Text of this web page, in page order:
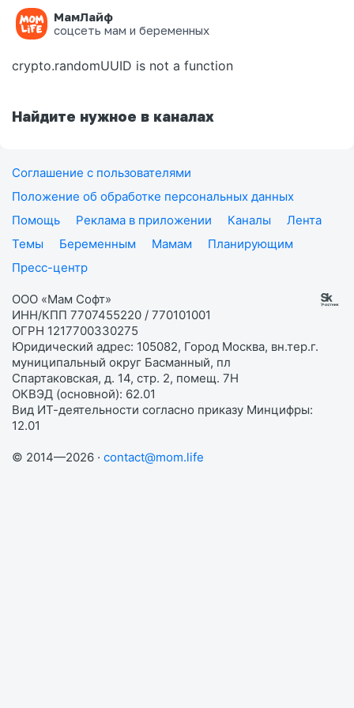
МамЛайф
соцсеть мам и беременных
Ошибка на странице
crypto.randomUUID is not a function
Найдите нужное в каналах
Соглашение с пользователями
Положение об обработке персональных данных
Помощь
Реклама в приложении Каналы
Лента
Темы
Беременным Мамам
Планирующим
Пресс-центр
ООО «Мам Софт»
ИНН/КПП 7707455220 / 770101001
ОГРН 1217700330275
Юридический адрес: 105082, Город Москва, вн.тер.г.
муниципальный округ Басманный, пл
Спартаковская, д. 14, стр. 2, помещ. 7Н
ОКВЭД (основной): 62.01
Вид ИТ-деятельности согласно приказу Минцифры:
12.01
© 2014—2026 · contact@mom.life